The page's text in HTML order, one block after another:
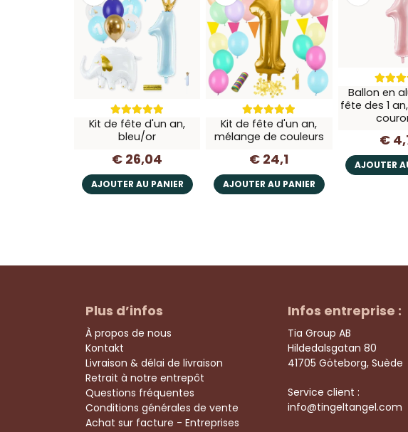
Kit de fête d'un an,
bleu/or
€ 26,04
AJOUTER AU PANIER
Kit de fête d'un an,
mélange de couleurs
€ 24,1
AJOUTER AU PANIER
Ballon en
fête des 1
€
AJOUTER
Plus d’infos
À propos de nous
Kontakt
Livraison & délai de livraison
Retrait à notre entrepôt
Questions fréquentes
Conditions générales de vente
Achat sur facture - Entreprises
Infos entreprise :
Tia Group AB
Hildedalsgatan 80
41705 Göteborg, Suède
Service client :
info@tingeltangel.com